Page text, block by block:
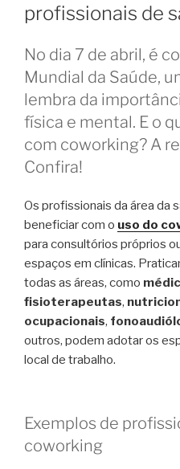
profissionais de
No dia 7 de abril, é
Mundial da Saúde,
lembra da
física e mental. E o
com coworking? A
Confira!
Os profissionais da área da
beneficiar com o uso do
para consultórios próprios
espaços em clínicas.
todas as áreas, como
fisioterapeutas,
ocupacionais,
outros, podem adotar os
local de trabalho.
Exemplos de
coworking